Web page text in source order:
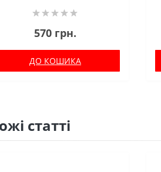
570 грн.
ДО КОШИКА
статті